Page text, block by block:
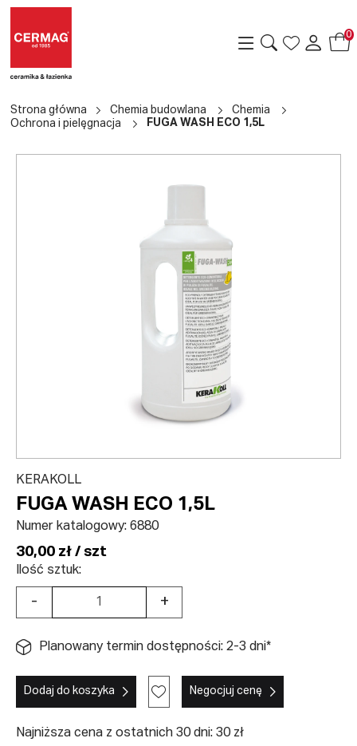
0
Strona główna Chemia budowlana
Chemia
Ochrona i pielęgnacja
FUGA WASH ECO 1,5L
KERAKOLL
FUGA WASH ECO 1,5L
Numer katalogowy: 6880
30,00 zł / szt
Ilość sztuk:
- +
Planowany termin dostępności: 2-3 dni*
Dodaj do koszyka Negocjuj cenę
Najniższa cena z ostatnich 30 dni: 30 zł